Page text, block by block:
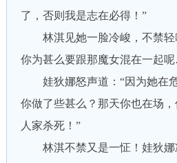
了，否则我是志在必得！”
林淇见她一脸冷峻，不禁轻
你为甚么要跟那魔女混在一起
娃狄娜怒声道：“因为她在危
你做了些甚么？那天你也在场
人家杀死！”
林淇不禁又是一怔！娃狄娜